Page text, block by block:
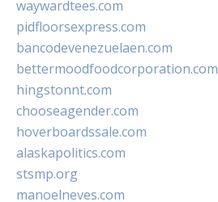
waywardtees.com
pidfloorsexpress.com
bancodevenezuelaen.com
bettermoodfoodcorporation.com
hingstonnt.com
chooseagender.com
hoverboardssale.com
alaskapolitics.com
stsmp.org
manoelneves.com